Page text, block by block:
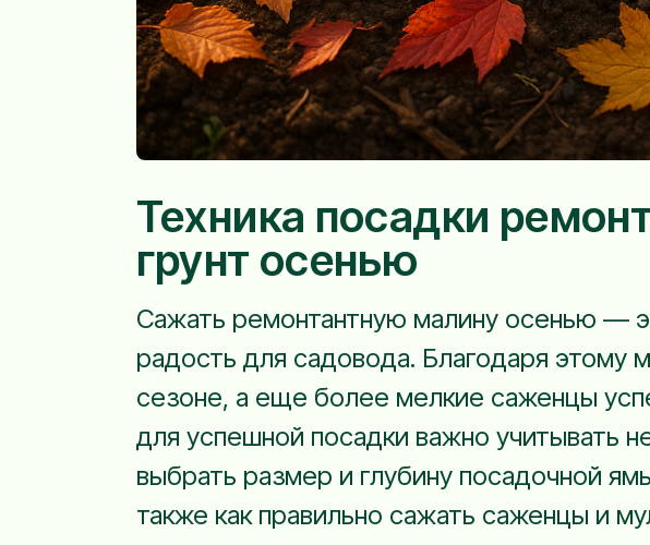
Техника посадки
грунт осенью
Сажать ремонтантную малину осенью —
радость для садовода. Благодаря
сезоне, а еще более мелкие саженцы
для успешной посадки важно учитывать
выбрать размер и глубину посадочной
также как правильно сажать саженцы и